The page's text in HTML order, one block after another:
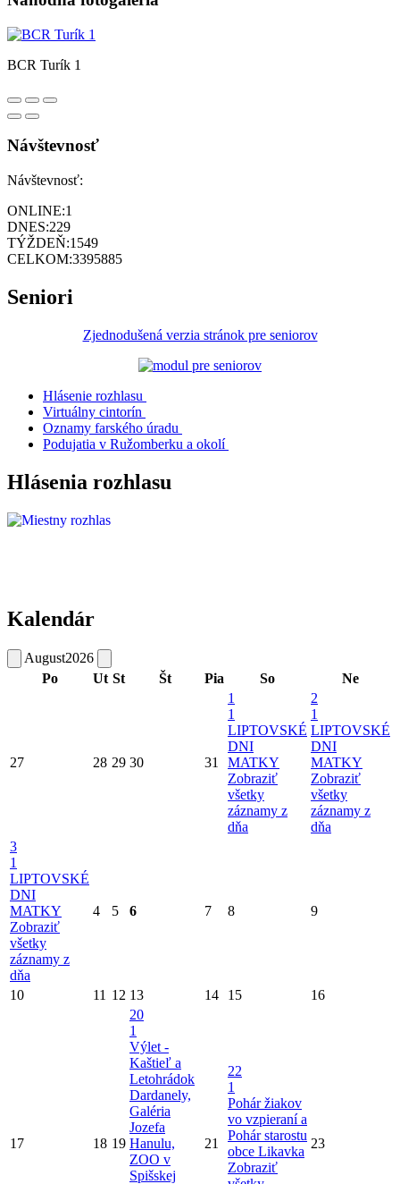
BCR Turík 1
Návštevnosť
Návštevnosť:
ONLINE:1
DNES:229
TÝŽDEŇ:1549
CELKOM:3395885
Seniori
Zjednodušená verzia stránok pre seniorov
Hlásenie rozhlasu
Virtuálny cintorín
Oznamy farského úradu
Podujatia v Ružomberku a okolí
Hlásenia rozhlasu
Kalendár
August2026
Po
Ut St Št Pia So Ne
27 28 29 30 31
1
1
LIPTOVSKÉ
DNI
MATKY
Zobraziť
všetky
záznamy z
dňa
2
1
LIPTOVSKÉ
DNI
MATKY
Zobraziť
všetky
záznamy z
dňa
3
1
LIPTOVSKÉ
DNI
MATKY
Zobraziť
všetky
záznamy z
dňa
4 5 6 7 8 9
10 11 12 13 14 15 16
17 18 19
20
1
Výlet -
Kaštieľ a
Letohrádok
Dardanely,
Galéria
Jozefa
Hanulu,
ZOO v
Spišskej
21
22
1
Pohár žiakov
vo vzpieraní a
Pohár starostu
obce Likavka
Zobraziť
23